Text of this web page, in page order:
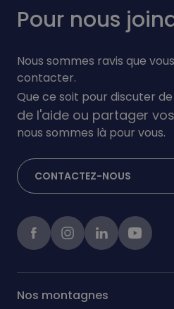
Pour nous
Nous sommes ravis que
contacter.
Que ce soit pour discuter
de l'aide ou partager
nous sommes là pour vous.
CONTACTEZ-NOUS
FacebookinstagramlinkedInYoutube
Nos montagnes